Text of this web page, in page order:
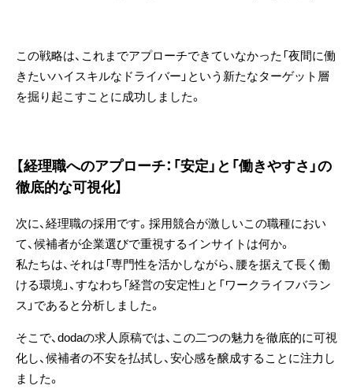
この戦略は、これまでアプローチできていなかった「夜間に働
きたいハイスキルなドライバー」という新たなターゲット層
を掘り起こすことに成功しました。
【経理職へのアプローチ：「安定」と「働きやすさ」の
徹底的な可視化】
次に、経理職の採用です。採用競合が激しいこの職種におい
て、候補者が企業選びで重視するインサイトは何か。
私たちは、それは「専門性を活かしながら、腰を据えて長く働
ける環境」、すなわち「経営の安定性」 と 「ワークライフバラン
ス」であると分析しました。
そこで、dodaの求人原稿では、この二つの魅力を徹底的に可視
化し、候補者の不安を払拭し、安心感を醸成することに注力し
ました。